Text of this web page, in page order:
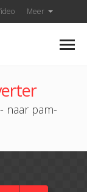
Meer
naar pam-